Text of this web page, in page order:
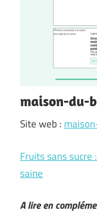
maison-du-
Site web :
Fruits sans
saine
A lire en